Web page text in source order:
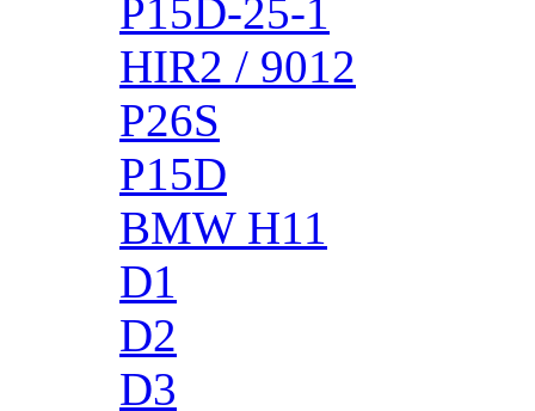
P15D-25-1
HIR2 / 9012
P26S
P15D
BMW H11
D1
D2
D3